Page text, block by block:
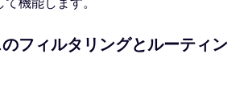
フィルタリングとルーティン